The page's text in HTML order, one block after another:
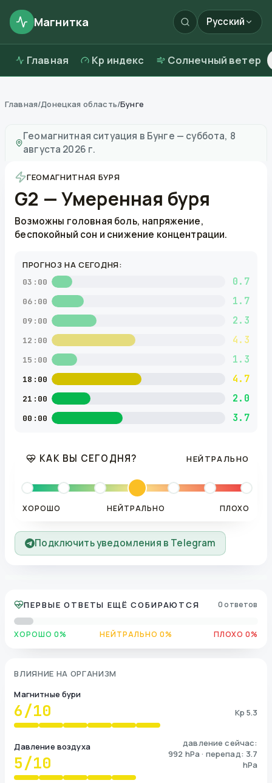
Магнитка Русский
Главная Kp индекс Солнечный ветер
Главная/Донецкая область/Бунге
Геомагнитная ситуация в Бунге — суббота, 8
августа 2026 г.
ГЕОМАГНИТНАЯ БУРЯ
G2 — Умеренная буря
Возможны головная боль, напряжение,
беспокойный сон и снижение концентрации.
ПРОГНОЗ НА СЕГОДНЯ:
03:00 0.7
06:00 1.7
09:00 2.3
12:00 4.3
15:00 1.3
18:00 4.7
21:00 2.0
00:00 3.7
КАК ВЫ СЕГОДНЯ? НЕЙТРАЛЬНО
ХОРОШО НЕЙТРАЛЬНО ПЛОХО
Подключить уведомления в Telegram
ПЕРВЫЕ ОТВЕТЫ ЕЩЁ СОБИРАЮТСЯ 0 ответов
ХОРОШО 0% НЕЙТРАЛЬНО 0% ПЛОХО 0%
ВЛИЯНИЕ НА ОРГАНИЗМ
Магнитные бури
6/10 Kp 5.3
Давление воздуха
5/10
давление сейчас:
992 hPa · перепад: 3.7
hPa